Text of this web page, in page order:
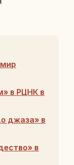
в РЦНК в
джаза» в
в